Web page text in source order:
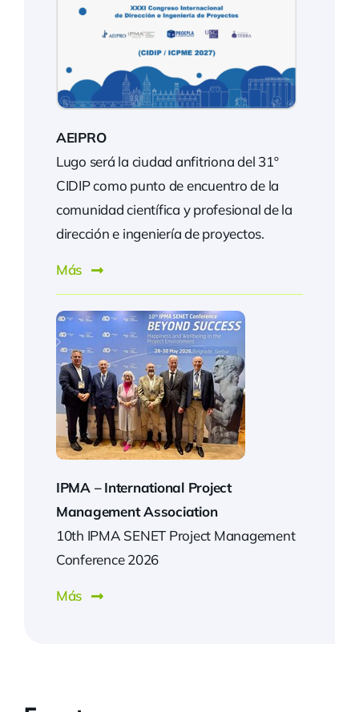
AEIPRO
Lugo será la ciudad anfitriona del 31º
CIDIP como punto de encuentro de la
comunidad científica y profesional de la
dirección e ingeniería de proyectos.
Más
IPMA – International Project
Management Association
10th IPMA SENET Project Management
Conference 2026
Más